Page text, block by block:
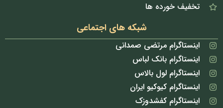
تخفیف خورده ها
شبکه های اجتماعی
اینستاگرام مرتضی صمدانی
اینستاگرام بانک لباس
اینستاگرام لول بالاس
اینستاگرام کیوکیو ایران
اینستاگرام کفشدوزک